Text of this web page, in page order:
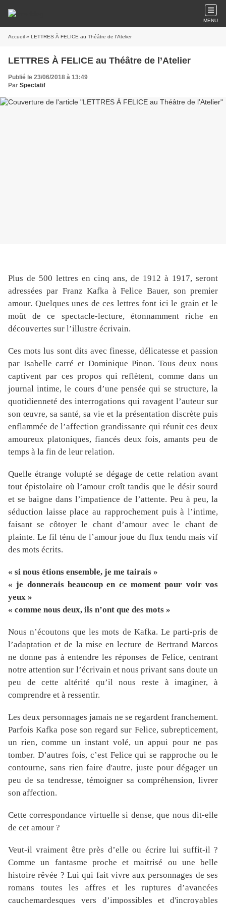
MENU
Accueil » LETTRES À FELICE au Théâtre de l’Atelier
LETTRES À FELICE au Théâtre de l’Atelier
Publié le 23/06/2018 à 13:49
Par Spectatif
Plus de 500 lettres en cinq ans, de 1912 à 1917, seront
adressées par Franz Kafka à Felice Bauer, son premier
amour. Quelques unes de ces lettres font ici le grain et le
moût de ce spectacle-lecture, étonnamment riche en
découvertes sur l’illustre écrivain.
Ces mots lus sont dits avec finesse, délicatesse et passion
par Isabelle carré et Dominique Pinon. Tous deux nous
captivent par ces propos qui reflètent, comme dans un
journal intime, le cours d’une pensée qui se structure, la
quotidienneté des interrogations qui ravagent l’auteur sur
son œuvre, sa santé, sa vie et la présentation discrète puis
enflammée de l’affection grandissante qui réunit ces deux
amoureux platoniques, fiancés deux fois, amants peu de
temps à la fin de leur relation.
Quelle étrange volupté se dégage de cette relation avant
tout épistolaire où l’amour croît tandis que le désir sourd
et se baigne dans l’impatience de l’attente. Peu à peu, la
séduction laisse place au rapprochement puis à l’intime,
faisant se côtoyer le chant d’amour avec le chant de
plainte. Le fil ténu de l’amour joue du flux tendu mais vif
des mots écrits.
« si nous étions ensemble, je me tairais »
« je donnerais beaucoup en ce moment pour voir vos
yeux »
« comme nous deux, ils n’ont que des mots »
Nous n’écoutons que les mots de Kafka. Le parti-pris de
l’adaptation et de la mise en lecture de Bertrand Marcos
ne donne pas à entendre les réponses de Felice, centrant
notre attention sur l’écrivain et nous privant sans doute un
peu de cette altérité qu’il nous reste à imaginer, à
comprendre et à ressentir.
Les deux personnages jamais ne se regardent franchement.
Parfois Kafka pose son regard sur Felice, subrepticement,
un rien, comme un instant volé, un appui pour ne pas
tomber. D’autres fois, c’est Felice qui se rapproche ou le
contourne, sans rien faire d'autre, juste pour dégager un
peu de sa tendresse, témoigner sa compréhension, livrer
son affection.
Cette correspondance virtuelle si dense, que nous dit-elle
de cet amour ?
Veut-il vraiment être près d’elle ou écrire lui suffit-il ?
Comme un fantasme proche et maitrisé ou une belle
histoire rêvée ? Lui qui fait vivre aux personnages de ses
romans toutes les affres et les ruptures d’avancées
cauchemardesques vers d’impossibles et d'incroyables